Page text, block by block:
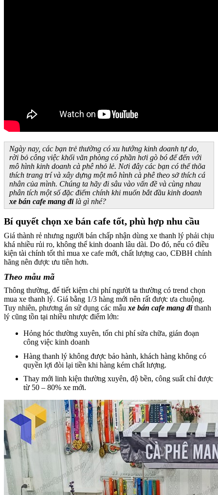
Ngày nay, các bạn trẻ thường có xu hướng kinh doanh tự do,
rời bỏ công việc khối văn phòng có phần hơi gò bó để đến với
mô hình kinh doanh cà phê nhỏ lẻ. Nơi đây các bạn có thể thõa
thích trang trí và xây dựng một mô hình cà phê theo sở thích cá
nhân của mình. Chúng ta hãy đi sâu vào vấn đề và cùng nhau
phân tích một số đặc điểm chính khi muốn bắt đầu kinh doanh
xe bán cafe mang đilà gì nhé?
Bí quyết chọn xe bán cafe tốt, phù hợp nhu cầu
Giá thành rẻ nhưng người bán chấp nhận dùng xe thanh lý phải chịu
khá nhiều rủi ro, không thể kinh doanh lâu dài. Do đó, nếu có điều
kiện tài chính tốt thì mua xe cafe mới, chất lượng cao, CĐBH chính
hãng nên được ưu tiên hơn.
Theo mẫu mã
Thông thường, để tiết kiệm chi phí người ta thường có trend chọn
mua xe thanh lý. Giá bằng 1/3 hàng mới nên rất được ưa chuộng.
Tuy nhiên, phương án sử dụng các mẫu xe bán cafe mang đithanh
lý cũng tồn tại nhiều nhược điểm lớn:
Hỏng hóc thường xuyên, tốn chi phí sửa chữa, gián đoạn
công việc kinh doanh
Hàng thanh lý không được bảo hành, khách hàng không có
quyền lợi đòi lại tiền khi hàng kém chất lượng.
Thay mới linh kiện thường xuyên, độ bền, công suất chỉ được
từ 50 – 80% xe mới.